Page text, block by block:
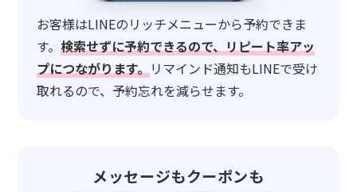
お客様はLINEのリッチメニューから予約できま
す。検索せずに予約できるので、リピート率アッ
プにつながります。リマインド通知もLINEで受け
取れるので、予約忘れを減らせます。
メッセージもクーポンも